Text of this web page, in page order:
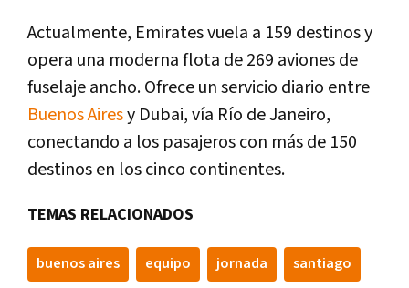
Actualmente, Emirates vuela a 159 destinos y
opera una moderna flota de 269 aviones de
fuselaje ancho. Ofrece un servicio diario entre
Buenos Airesy Dubai, ví­a Rí­o de Janeiro,
conectando a los pasajeros con más de 150
destinos en los cinco continentes.
TEMAS RELACIONADOS
buenos aires equipo jornada santiago